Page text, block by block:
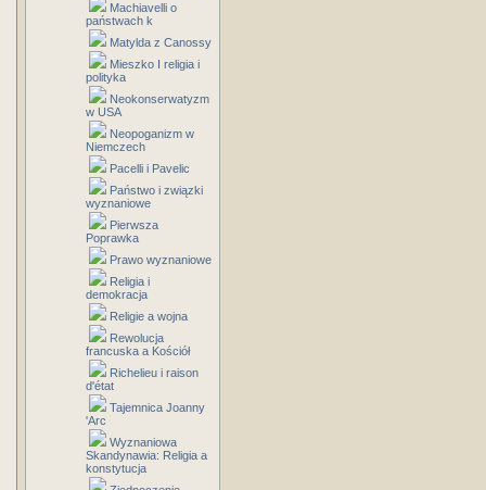
Machiavelli o
państwach k
Matylda z Canossy
Mieszko I religia i
polityka
Neokonserwatyzm
w USA
Neopoganizm w
Niemczech
Pacelli i Pavelic
Państwo i związki
wyznaniowe
Pierwsza
Poprawka
Prawo wyznaniowe
Religia i
demokracja
Religie a wojna
Rewolucja
francuska a Kościół
Richelieu i raison
d'état
Tajemnica Joanny
'Arc
Wyznaniowa
Skandynawia: Religia a
konstytucja